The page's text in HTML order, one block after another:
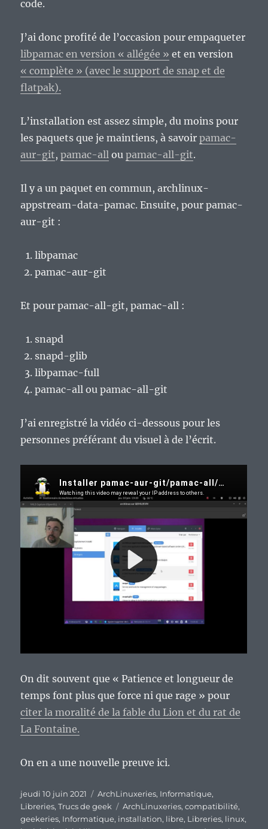
code.
J’ai donc profité de l’occasion pour empaqueter
libpamac en version « allégée » et en version
« complète » (avec le support de snap et de
flatpak).
L’installation est assez simple, du moins pour
les paquets que je maintiens, à savoirpamac-
aur-git,pamac-all oupamac-all-git.
Il y a un paquet en commun, archlinux-
appstream-data-pamac. Ensuite, pour pamac-
aur-git :
libpamac
pamac-aur-git
Et pour pamac-all-git, pamac-all :
snapd
snapd-glib
libpamac-full
pamac-all ou pamac-all-git
J’ai enregistré la vidéo ci-dessous pour les
personnes préférant du visuel à de l’écrit.
On dit souvent que « Patience et longueur de
temps font plus que force ni que rage » pour
citer la moralité de la fable du Lion et du rat de
La Fontaine.
On en a une nouvelle preuve ici.
Publié
le
jeudi 10 juin 2021 Catégories
ArchLinuxeries, Informatique,
Libreries,Trucs de geek Étiquettes
ArchLinuxeries,compatibilité,
geekeries, Informatique, installation, libre, Libreries, linux,